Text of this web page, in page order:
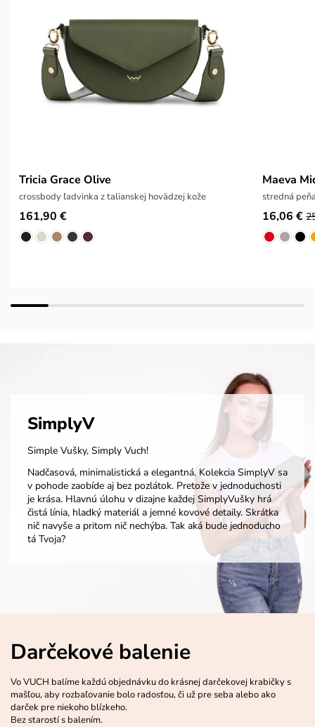
Tricia Grace Olive
crossbody ľadvinka z talianskej hovädzej kože
161,90 €
Maeva
stredná
16,06 €
SimplyV
Simple Vušky, Simply Vuch!
Nadčasová, minimalistická a elegantná. Kolekcia SimplyV sa
v pohode zaobíde aj bez pozlátok. Pretože v jednoduchosti
je krása. Hlavnú úlohu v dizajne každej SimplyVušky hrá
čistá línia, hladký materiál a jemné kovové detaily. Skrátka
nič navyše a pritom nič nechýba. Tak aká bude jednoducho
tá Tvoja?
Darčekové balenie
Vo VUCH balíme každú objednávku do krásnej darčekovej krabičky s
mašľou, aby rozbaľovanie bolo radosťou, či už pre seba alebo ako
darček pre niekoho blízkeho.
Bez starostí s balením.